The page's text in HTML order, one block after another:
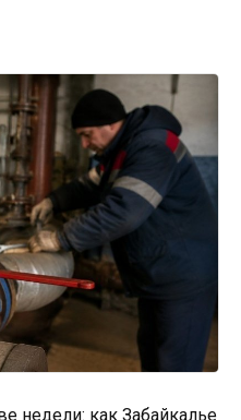
недели: как Забайкалье